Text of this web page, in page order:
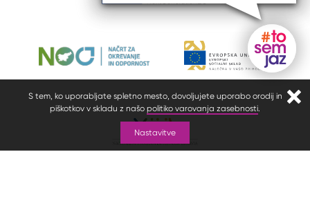
S tem, ko uporabljate spletno mesto, dovoljujete uporabo orodij in
piškotkov v skladu z našo politiko varovanja zasebnosti.
Nastavitve
Gumb